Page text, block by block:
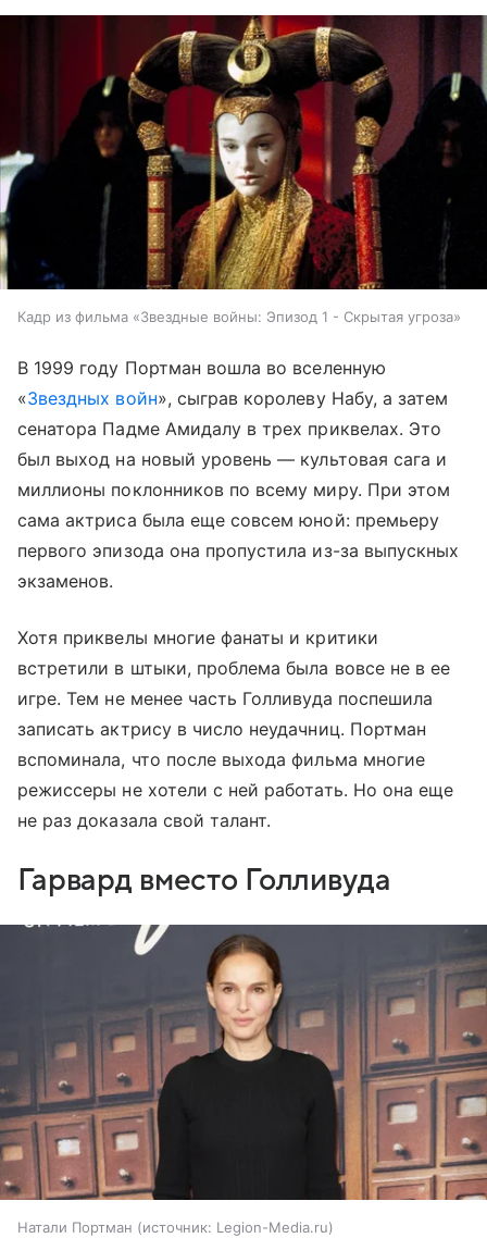
Кадр из фильма «Звездные войны: Эпизод 1 - Скрытая угроза»
В 1999 году Портман вошла во вселенную
«Звездных войн», сыграв королеву Набу, а затем
сенатора Падме Амидалу в трех приквелах. Это
был выход на новый уровень — культовая сага и
миллионы поклонников по всему миру. При этом
сама актриса была еще совсем юной: премьеру
первого эпизода она пропустила из-за выпускных
экзаменов.
Хотя приквелы многие фанаты и критики
встретили в штыки, проблема была вовсе не в ее
игре. Тем не менее часть Голливуда поспешила
записать актрису в число неудачниц. Портман
вспоминала, что после выхода фильма многие
режиссеры не хотели с ней работать. Но она еще
не раз доказала свой талант.
Гарвард вместо Голливуда
Натали Портман источник: Legion-Media.ru